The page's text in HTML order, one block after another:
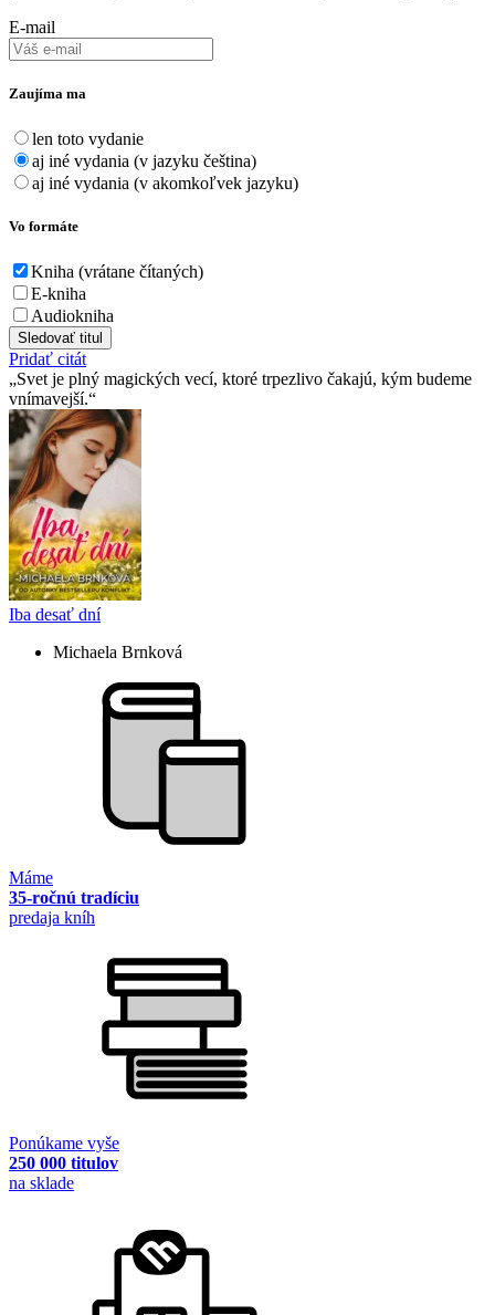
E-mail
Zaujíma ma
len toto vydanie
aj iné vydania (v jazyku čeština)
aj iné vydania (v akomkoľvek jazyku)
Vo formáte
Kniha (vrátane čítaných)
E-kniha
Audiokniha
Sledovať titul
Pridať citát
Svet je plný magických vecí, ktoré trpezlivo čakajú, kým budeme
vnímavejší.
Iba desať dní
Michaela Brnková
Máme
35-ročnú tradíciu
predaja kníh
Ponúkame vyše
250 000 titulov
na sklade